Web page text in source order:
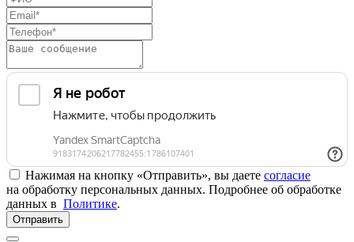
Нажимая на кнопку «Отправить», вы даете согласие
на обработку персональных данных. Подробнее об обработке
данных в Политике.
Отправить